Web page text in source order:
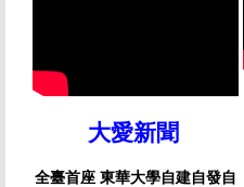
大愛新聞
全臺首座 東華大學自建自發自